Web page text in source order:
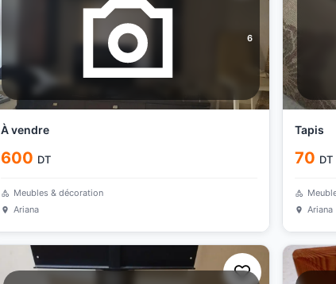
6
À vendre
600 DT
Meubles & décoration
Ariana
Tapis
70 DT
Ariana